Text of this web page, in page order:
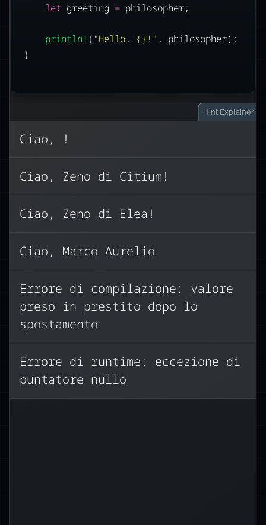
let greeting = philosopher;
println! ( "Hello, {}!" , philosopher);
}
Hint Explainer
Ciao, !
Ciao, Zeno di Citium!
Ciao, Zeno di Elea!
Ciao, Marco Aurelio
Errore di compilazione: valore
preso in prestito dopo lo
spostamento
Errore di runtime: eccezione di
puntatore nullo
delle regole di proprietà di Rust.
, la proprietà della String
questo spostamento,
philosopher
Ecco tre modi per risolvere:
Clonare la stringa (crea una nuova